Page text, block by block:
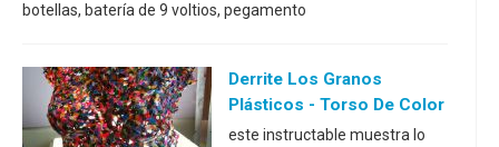
botellas, batería de 9 voltios, pegamento
Derrite Los Granos
Plásticos - Torso De Color
este instructable muestra lo